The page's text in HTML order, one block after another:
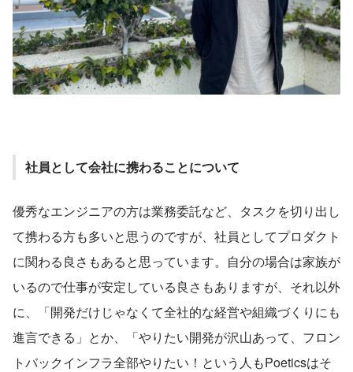
社員として会社に携わることについて
優秀なエンジニアの方は業務委託など、タスクを切り出し
て携わる方も多いと思うのですが、社員としてプロダクト
に関わる良さもあると思っています。自分の場合は家族が
いるので仕事が安定している良さもありますが、それ以外
に、「開発だけじゃなくて全社的な経営や組織づくりにも
進言できる」とか、「やりたい開発が沢山あって、フロン
トバックインフラ全部やりたい！という人もPoeticsはそ